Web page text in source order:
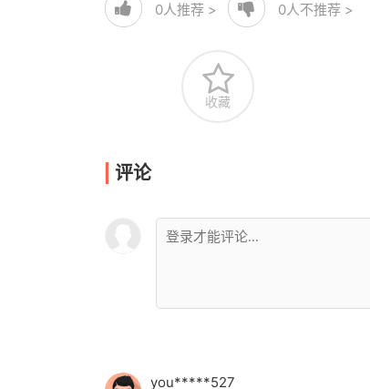
0人推荐 > 0人不推荐 >
收藏
评论
you*****527